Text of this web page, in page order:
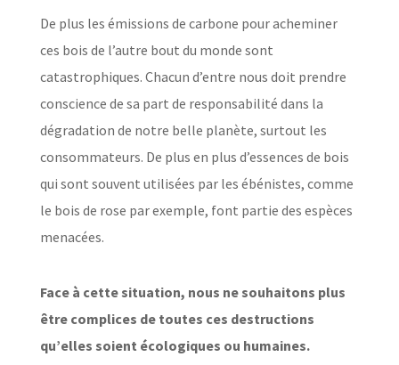
De plus les émissions de carbone pour acheminer
ces bois de l’autre bout du monde sont
catastrophiques. Chacun d’entre nous doit prendre
conscience de sa part de responsabilité dans la
dégradation de notre belle planète, surtout les
consommateurs. De plus en plus d’essences de bois
qui sont souvent utilisées par les ébénistes, comme
le bois de rose par exemple, font partie des espèces
menacées.
Face à cette situation, nous ne souhaitons plus
être complices de toutes ces destructions
qu’elles soient écologiques ou humaines.